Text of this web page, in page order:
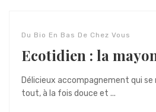
Du Bio En Bas De Chez Vous
Ecotidien : la
Délicieux accompagnement qui se
tout, à la fois douce et ...